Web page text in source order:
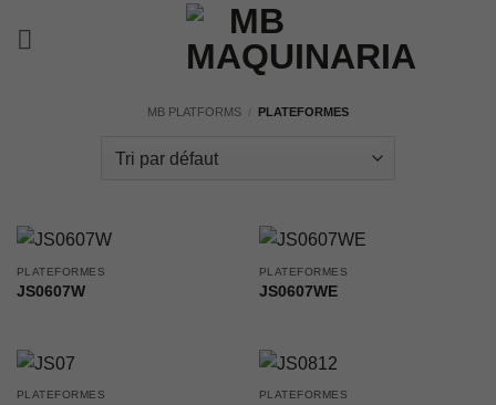
MB PLATFORMS / PLATEFORMES
PLATEFORMES
JS0607W
PLATEFORMES
JS0607WE
PLATEFORMES PLATEFORMES